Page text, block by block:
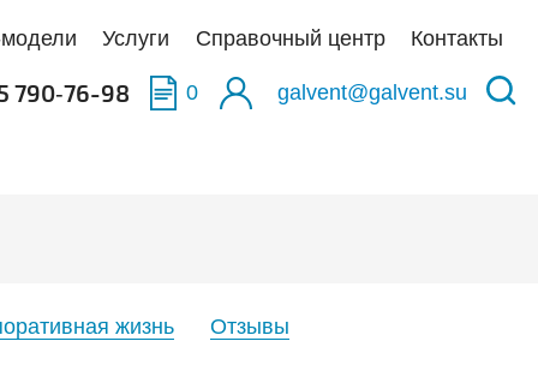
Услуги Справочный центр Контакты
790‑76-98 0 galvent@galvent.su
жизнь
Отзывы